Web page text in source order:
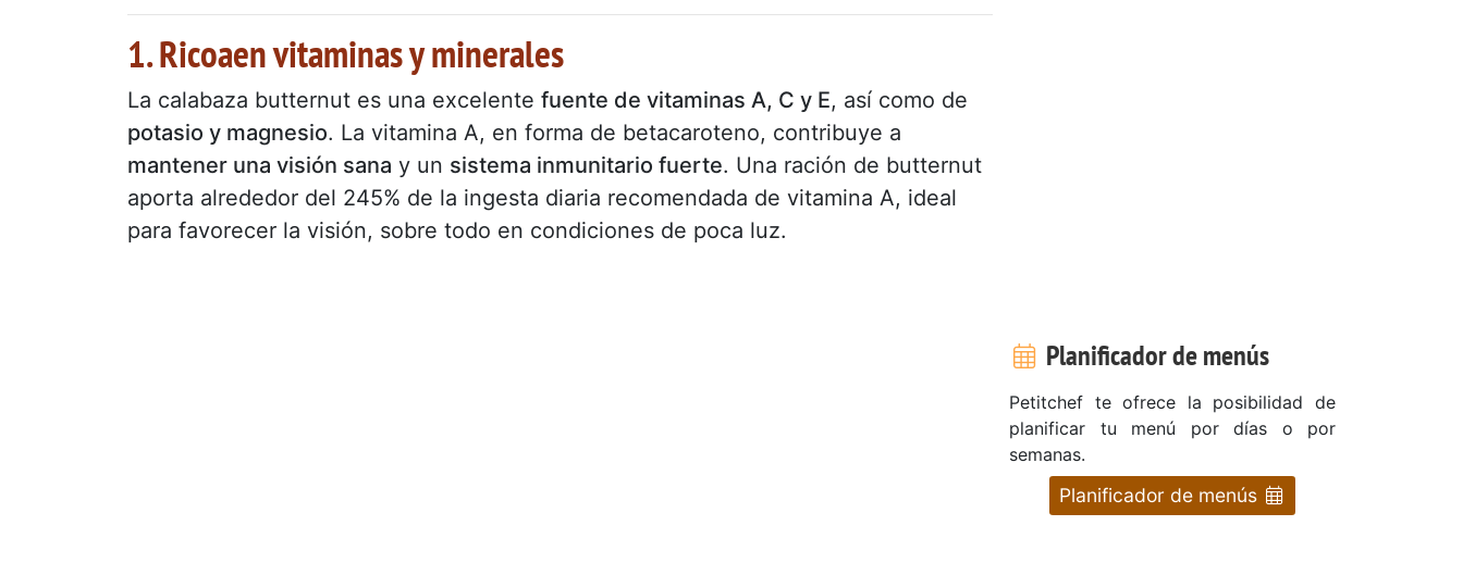
1. Ricoaen vitaminas y minerales
La calabaza butternut es una excelente fuente de vitaminas A, C y E, así como de
potasio y magnesio. La vitamina A, en forma de betacaroteno, contribuye a
mantener una visión sana y un sistema inmunitario fuerte. Una ración de butternut
aporta alrededor del 245% de la ingesta diaria recomendada de vitamina A, ideal
para favorecer la visión, sobre todo en condiciones de poca luz.
Planificador de menús
Petitchef te ofrece la posibilidad de
planificar tu menú por días o por
semanas.
Planificador de menús